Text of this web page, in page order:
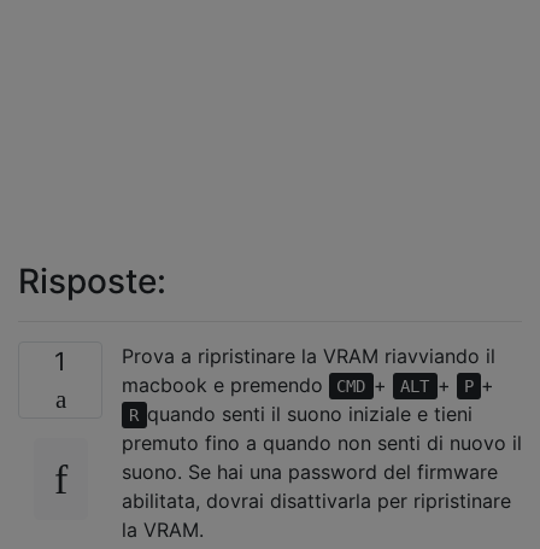
Risposte:
1
Prova a ripristinare la VRAM riavviando il
macbook e premendo
CMD + ALT + P +
R quando senti il ​​suono iniziale e tieni
premuto fino a quando non senti di nuovo il
suono. Se hai una password del firmware
abilitata, dovrai disattivarla per ripristinare
la VRAM.